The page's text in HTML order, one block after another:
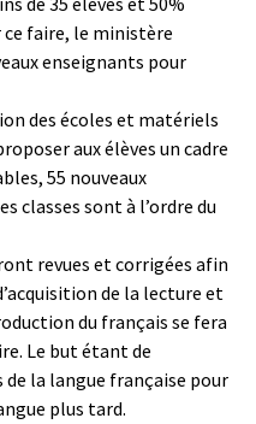
ce faire, le ministère
enseignants pour
des écoles et matériels
aux élèves un cadre
55 nouveaux
classes sont à l’ordre du
revues et corrigées afin
de la lecture et
du français se fera
Le but étant de
de la langue française pour
plus tard.